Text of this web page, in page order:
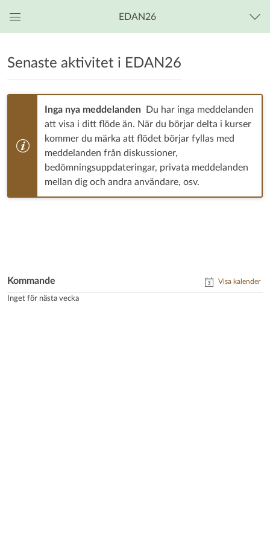
EDAN26
EDAN26
-
Multicore
Programming
Senaste aktivitet i EDAN26
information
Inga nya meddelanden
Du har inga meddelanden
att visa i ditt flöde än. När du börjar delta i kurser
kommer du märka att flödet börjar fyllas med
meddelanden från diskussioner,
bedömningsuppdateringar, privata meddelanden
mellan dig och andra användare, osv.
Kommande Visa kalender
Inget för nästa vecka